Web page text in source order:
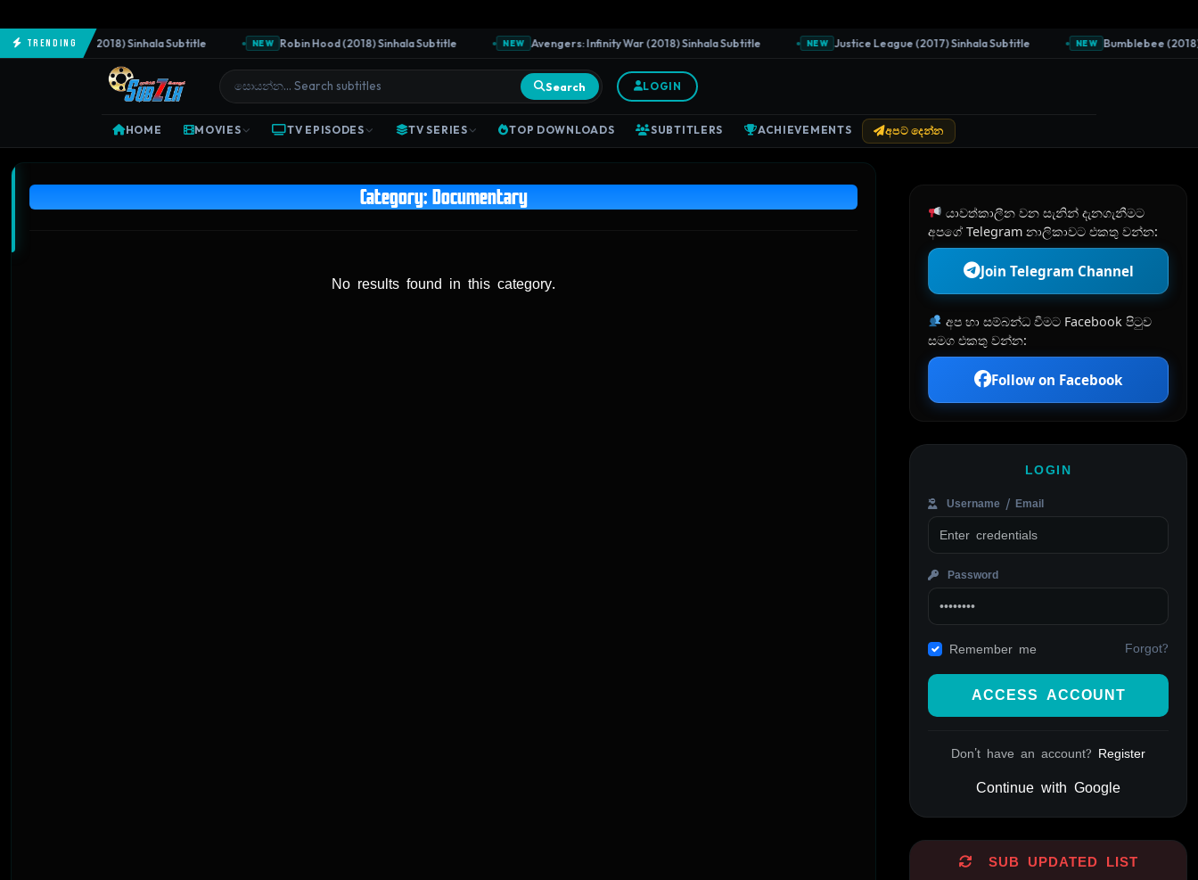
Trending
The Predator (2018) Sinhala Subtitle NEW Robin Hood (2018) Sinhala Subtitle NEW Avengers: Infinity War (2018) Sinhala Subtitle NEW Justice League (2017) Sinhala Subtitle NEW Bumblebee (2018)
Search LOGIN
HOME MOVIES TV EPISODES TV SERIES TOP DOWNLOADS SUBTITLERS ACHIEVEMENTS අපට දෙන්න
Category: Documentary
No results found in this category.
යාවත්කාලීන වන සැනින් දැනගැනීමට
අපගේ Telegram නාලිකාවට එකතු වන්න:
Join Telegram Channel
අප හා සම්බන්ධ වීමට Facebook පිටුව
සමග එකතු වන්න:
Follow on Facebook
LOGIN
Username / Email
Password
Remember me Forgot?
ACCESS ACCOUNT
Don't have an account? Register
Continue with Google
SUB UPDATED LIST